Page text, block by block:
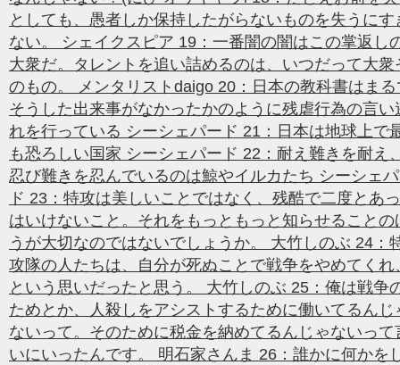
としても、愚者しか保持したがらないものを失うにす
ない。 シェイクスピア 19：一番闇の闇はこの掌返し
大衆だ。タレントを追い詰めるのは、いつだって大衆
のもの。 メンタリストdaigo 20：日本の教科書はまる
そうした出来事がなかったかのように残虐行為の言い
れを行っている シーシェパード 21：日本は地球上で
も恐ろしい国家 シーシェパード 22：耐え難きを耐え
忍び難きを忍んでいるのは鯨やイルカたち シーシェ
ド 23：特攻は美しいことではなく、残酷で二度とあ
はいけないこと。それをもっともっと知らせることの
うが大切なのではないでしょうか。 大竹しのぶ 24：
攻隊の人たちは、自分が死ぬことで戦争をやめてくれ
という思いだったと思う。 大竹しのぶ 25：俺は戦争
ためとか、人殺しをアシストするために働いてるんじ
ないって。そのために税金を納めてるんじゃないって
いにいったんです。 明石家さんま 26：誰かに何かを